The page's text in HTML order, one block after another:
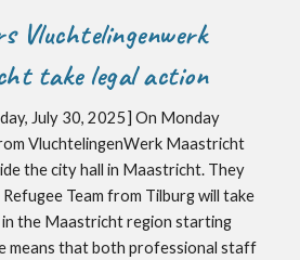
Vluchtelingenwerk
take legal action
July 30, 2025] On Monday
VluchtelingenWerk Maastricht
the city hall in Maastricht. They
Team from Tilburg will take
the Maastricht region starting
means that both professional staff